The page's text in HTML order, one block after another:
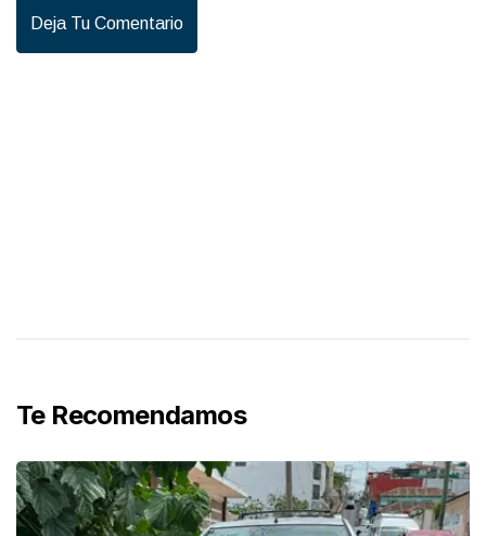
Deja Tu Comentario
Te Recomendamos